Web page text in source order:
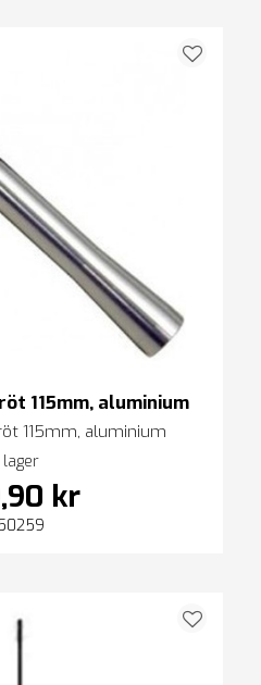
115mm, aluminium
115mm, aluminium
lager
kr